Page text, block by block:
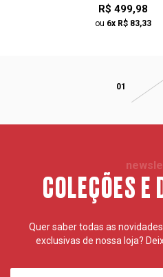
R$ 499,98
ou 6x R$ 83,33
01
COLEÇÕES E
Quer saber todas as
exclusivas de nossa loja?